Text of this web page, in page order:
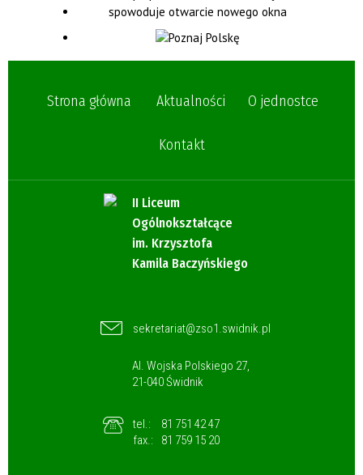
Strona główna Aktualności O jednostce
Kontakt
II Liceum
Ogólnokształcące
im. Krzysztofa
Kamila Baczyńskiego
sekretariat@zso1.swidnik.pl
Al. Wojska Polskiego 27,
21-040 Świdnik
tel.:
81 751 42 47
fax.:
81 759 15 20